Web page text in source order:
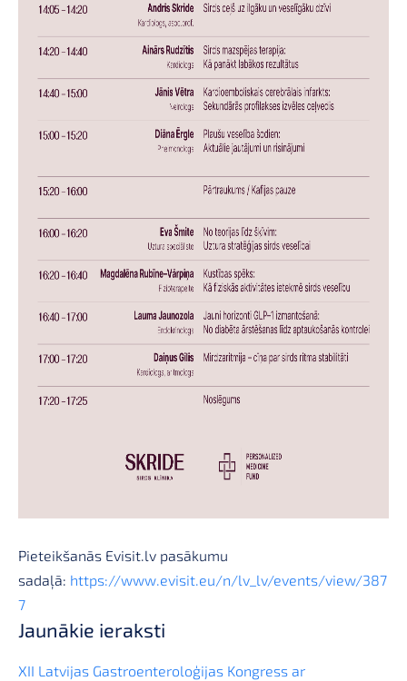
Jaunākie ieraksti
XII Latvijas Gastroenteroloģijas Kongress ar
Pieteikšanās Evisit.lv pasākumu
sadaļā: https://www.evisit.eu/n/lv_lv/events/view/387
7